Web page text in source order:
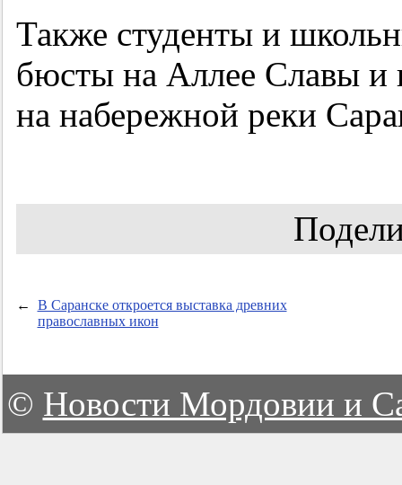
Также студенты и
бюсты на Аллее Славы и
на набережной реки
←
В Саранске откроется выставка древних
православных икон
© Новости Мордовии и